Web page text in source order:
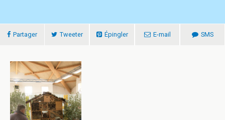
Partager Tweeter Épingler E-mail SMS